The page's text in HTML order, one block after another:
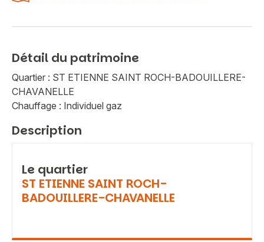
Détail du patrimoine
Quartier : ST ETIENNE SAINT ROCH-BADOUILLERE-
CHAVANELLE
Chauffage : Individuel gaz
Description
Le quartier
ST ETIENNE SAINT ROCH-
BADOUILLERE-CHAVANELLE